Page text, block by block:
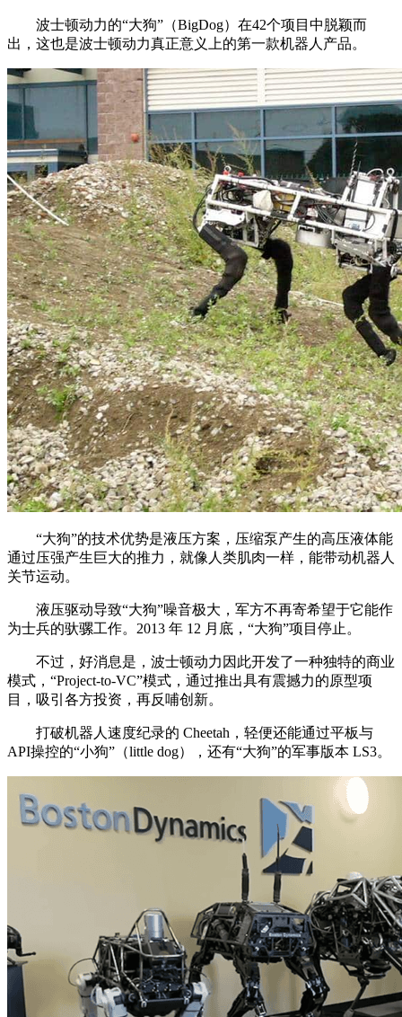
波士顿动力的“大狗”（BigDog）在42个项目中脱颖而
出，这也是波士顿动力真正意义上的第一款机器人产品。
“大狗”的技术优势是液压方案，压缩泵产生的高压液体能
通过压强产生巨大的推力，就像人类肌肉一样，能带动机器人
关节运动。
液压驱动导致“大狗”噪音极大，军方不再寄希望于它能作
为士兵的驮骡工作。2013 年 12 月底，“大狗”项目停止。
不过，好消息是，波士顿动力因此开发了一种独特的商业
模式，“Project-to-VC”模式，通过推出具有震撼力的原型项
目，吸引各方投资，再反哺创新。
打破机器人速度纪录的 Cheetah，轻便还能通过平板与
API操控的“小狗”（little dog），还有“大狗”的军事版本 LS3。